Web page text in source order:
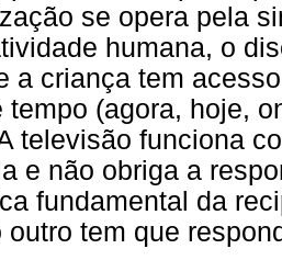
se opera pela
humana, o
a criança tem
tempo (agora, hoje,
televisão funciona
e não obriga a
fundamental da
outro tem que